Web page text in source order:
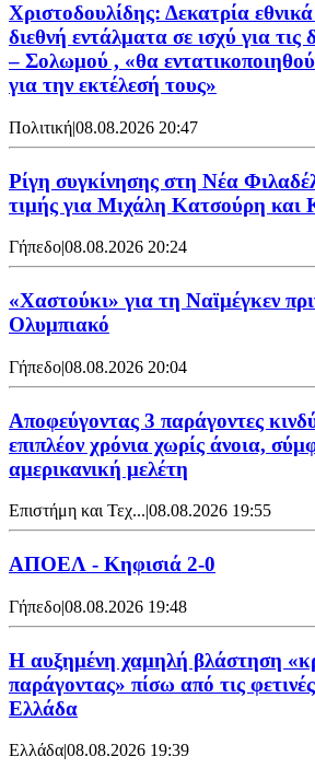
Χριστοδουλίδης: Δεκατρία
διεθνή εντάλματα σε ισχύ για τις
– Σολωμού , «θα
για την εκτέλεσή τους»
Πολιτική|08.08.2026 20:47
Ρίγη συγκίνησης στη Νέα
τιμής για Μιχάλη Κατσούρη
Γήπεδο08.08.2026 20:24
«Χαστούκι» για τη Ναϊμέγκεν
Ολυμπιακό
Γήπεδο|08.08.2026 20:04
Αποφεύγοντας 3 παράγοντες
επιπλέον χρόνια χωρίς άνοια,
αμερικανική μελέτη
Επιστήμη και Τεχ...|08.08.2026 19:55
ΑΠΟΕΛ - Κηφισιά 2-0
Γήπεδο|08.08.2026 19:48
Η αυξημένη χαμηλή βλάστηση
παράγοντας» πίσω από τις
Ελλάδα
Ελλάδα|08.08.2026 19:39